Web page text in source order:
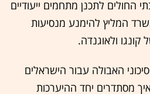
החולים לתכנן מתחמים ייעודיים
המליץ להימנע מנסיעות
ולאוגנדה.
האבולה עבור הישראלים
מסתדרים יחד ההיערכות